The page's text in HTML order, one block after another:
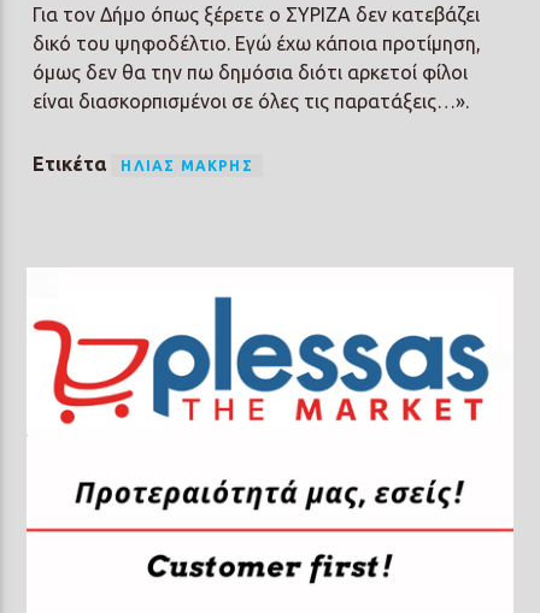
Για τον Δήμο όπως ξέρετε ο ΣΥΡΙΖΑ δεν κατεβάζει
δικό του ψηφοδέλτιο. Εγώ έχω κάποια προτίμηση,
όμως δεν θα την πω δημόσια διότι αρκετοί φίλοι
είναι διασκορπισμένοι σε όλες τις παρατάξεις…».
Ετικέτα ΗΛΊΑΣ ΜΑΚΡΉΣ